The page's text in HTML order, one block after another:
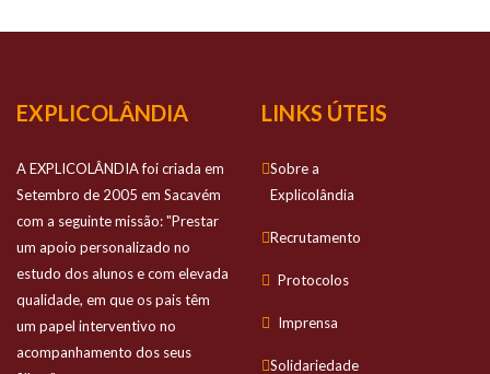
EXPLICOLÂNDIA
A EXPLICOLÂNDIA foi criada em
Setembro de 2005 em Sacavém
com a seguinte missão: "Prestar
um apoio personalizado no
estudo dos alunos e com elevada
qualidade, em que os pais têm
um papel interventivo no
acompanhamento dos seus
LINKS ÚTEIS
Sobre a
Explicolândia
Recrutamento
Protocolos
Imprensa
Solidariedade